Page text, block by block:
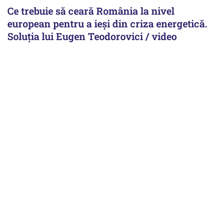
Ce trebuie să ceară România la nivel
european pentru a ieși din criza energetică.
Soluția lui Eugen Teodorovici / video